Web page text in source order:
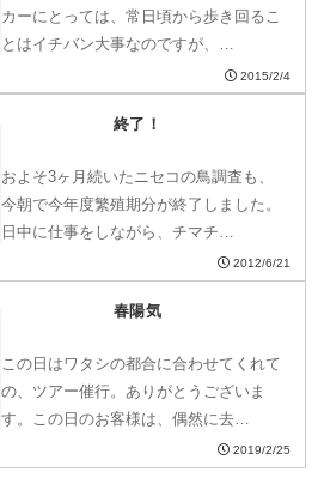
カーにとっては、常日頃から歩き回るこ
とはイチバン大事なのですが、…
2015/2/4
終了！
およそ3ヶ月続いたニセコの鳥調査も、
今朝で今年度繁殖期分が終了しました。
日中に仕事をしながら、チマチ…
2012/6/21
春陽気
この日はワタシの都合に合わせてくれて
の、ツアー催行。ありがとうございま
す。この日のお客様は、偶然に去…
2019/2/25